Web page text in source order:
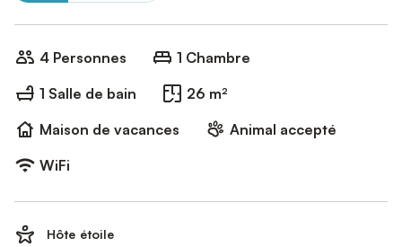
4 Personnes
1 Chambre
1 Salle de bain
26 m²
Maison de vacances
Animal accepté
WiFi
Hôte étoile